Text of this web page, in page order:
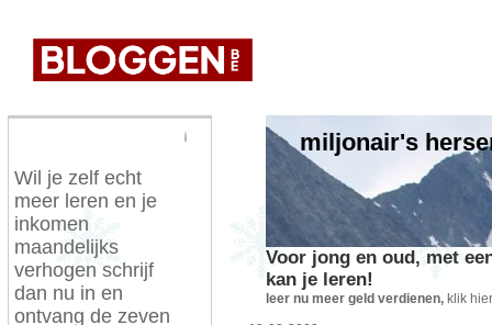
Een gezonde geest in een gezond lichaam
Wil je zelf echt
meer leren en je
inkomen
maandelijks
verhogen schrijf
dan nu in en
ontvang de zeven
miljonair's
Voor jong en oud, met
kan je leren!
leer nu meer geld verdienen, klik hier